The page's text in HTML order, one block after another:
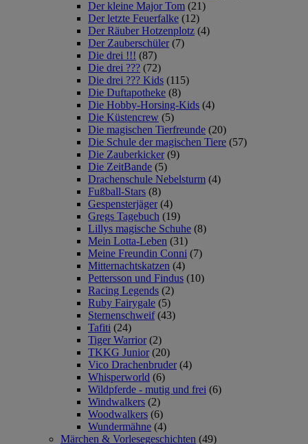
Der kleine Major Tom (21)
Der letzte Feuerfalke (12)
Der Räuber Hotzenplotz (4)
Der Zauberschüler (7)
Die drei !!! (87)
Die drei ??? (72)
Die drei ??? Kids (115)
Die Duftapotheke (8)
Die Hobby-Horsing-Kids (4)
Die Küstencrew (5)
Die magischen Tierfreunde (20)
Die Schule der magischen Tiere (57)
Die Zauberkicker (9)
Die ZeitBande (5)
Drachenschule Nebelsturm (4)
Fußball-Stars (8)
Gespensterjäger (4)
Gregs Tagebuch (19)
Lillys magische Schuhe (8)
Mein Lotta-Leben (31)
Meine Freundin Conni (7)
Mitternachtskatzen (4)
Pettersson und Findus (10)
Racing Legends (2)
Ruby Fairygale (5)
Sternenschweif (43)
Tafiti (24)
Tiger Warrior (2)
TKKG Junior (20)
Vico Drachenbruder (4)
Whisperworld (6)
Wildpferde - mutig und frei (6)
Windwalkers (2)
Woodwalkers (6)
Wundermähne (4)
Märchen & Vorlesegeschichten (49)